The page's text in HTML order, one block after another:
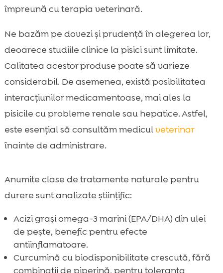
împreună cu terapia veterinară.
Ne bazăm pe dovezi și prudență în alegerea lor,
deoarece studiile clinice la pisici sunt limitate.
Calitatea acestor produse poate să varieze
considerabil. De asemenea, există posibilitatea
interacțiunilor medicamentoase, mai ales la
pisicile cu probleme renale sau hepatice. Astfel,
este esențial să consultăm mediculveterinar
înainte de administrare.
Anumite clase de tratamente naturale pentru
durere sunt analizate științific:
Acizi grași omega-3 marini (EPA/DHA) din ulei
de pește, benefic pentru efecte
antiinflamatoare.
Curcumină cu biodisponibilitate crescută, fără